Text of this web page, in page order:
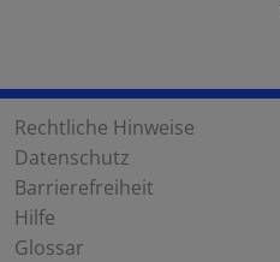
Rechtliche Hinweise
Datenschutz
Barrierefreiheit
Hilfe
Glossar